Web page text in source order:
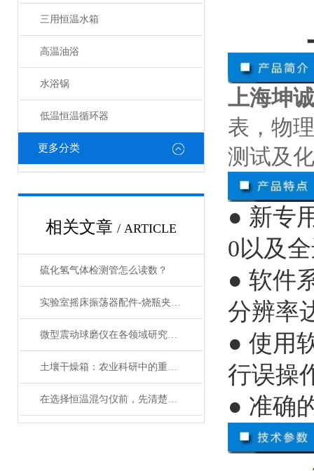
三用恒温水箱
高温油浴
水浴锅
低温恒温循环器
更多分类
相关文章 / ARTICLE
硫化氢气体检测管怎么读数？
实验室摇床振荡器配件-烧瓶夹具的分类和介绍
微型震动球磨仪在各领域研究中的应用
土壤干燥箱：农业科研中的重要工具
在选择恒温混匀仪前，先清楚实验的需求
上海坤
表，物
测试及
● 新专
0以及
● 软件
分辨率
● 使用
行误操
● 准确